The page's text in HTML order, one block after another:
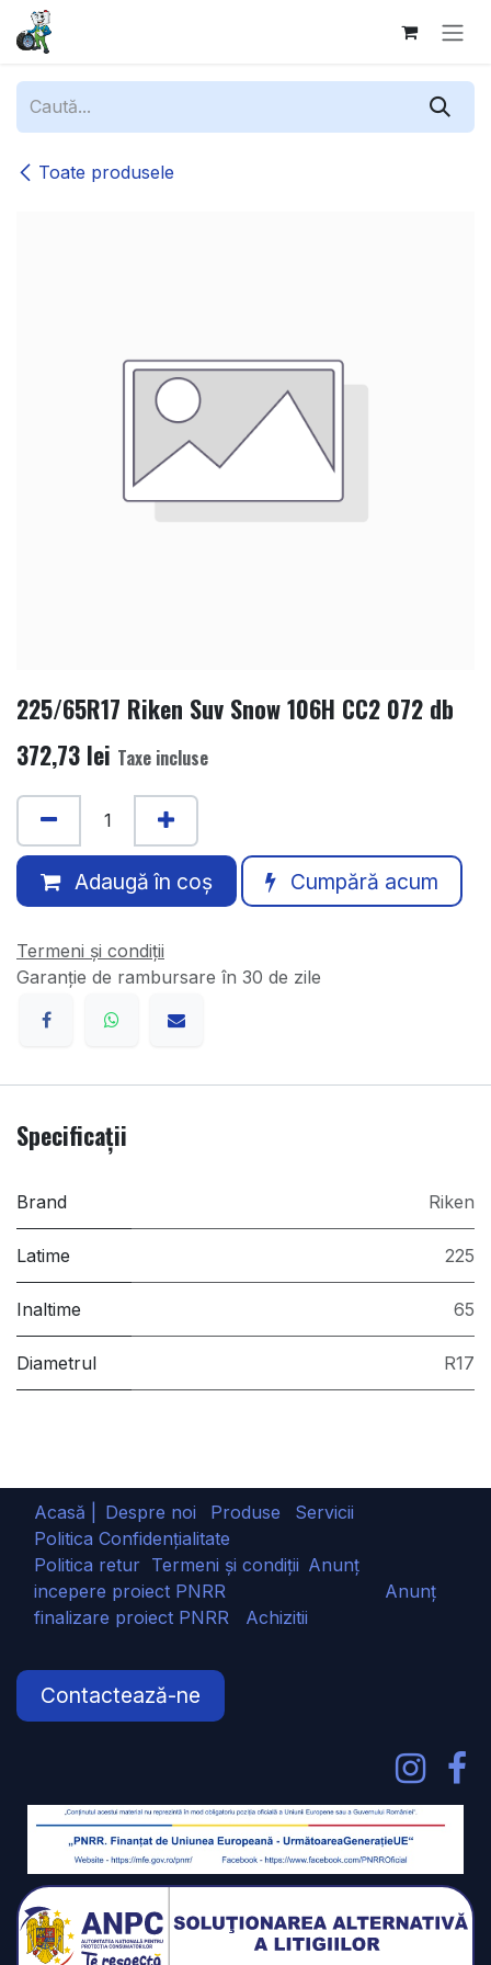
Sari la conținut
Toate produsele
225/65R17 Riken Suv Snow 106H CC2 072 db
372,73 lei Taxe incluse
Adaugă în coș Cumpără acum
Termeni și condiții
Garanție de rambursare în 30 de zile
Specificații
Brand Riken
Latime 225
Inaltime 65
Diametrul R17
Acasă | Despre noi Produse
Servicii
Politica Confidențialitate
Politica retur Termeni și condiții Anunț
incepere proiect PNRR
Anunț
finalizare proiect PNRR Achizitii
Contactează-ne